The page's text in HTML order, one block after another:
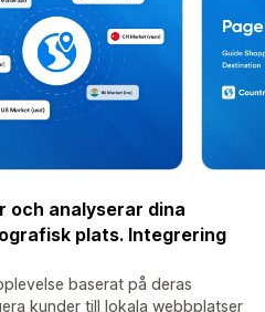
och analyserar dina
plats. Integrering
baserat på deras
kunder till lokala webbplatser